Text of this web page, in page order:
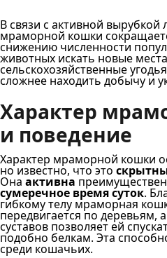
В связи с активной вырубкой
мраморной кошки
снижению численности
животных искать новые
сельскохозяйственные
сложнее находить добычу и
Характер
и поведение
Характер мраморной кошки
но известно, что это
Она активна
сумеречное время суток.
гибкому телу мраморная
передвигается по деревьям,
суставов позволяет ей
подобно белкам. Эта
среди кошачьих.